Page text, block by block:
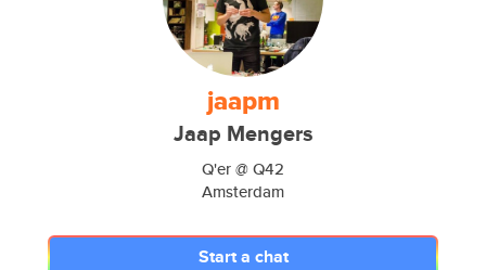
jaapm
Jaap Mengers
Q'er @ Q42
Amsterdam
Start a chat